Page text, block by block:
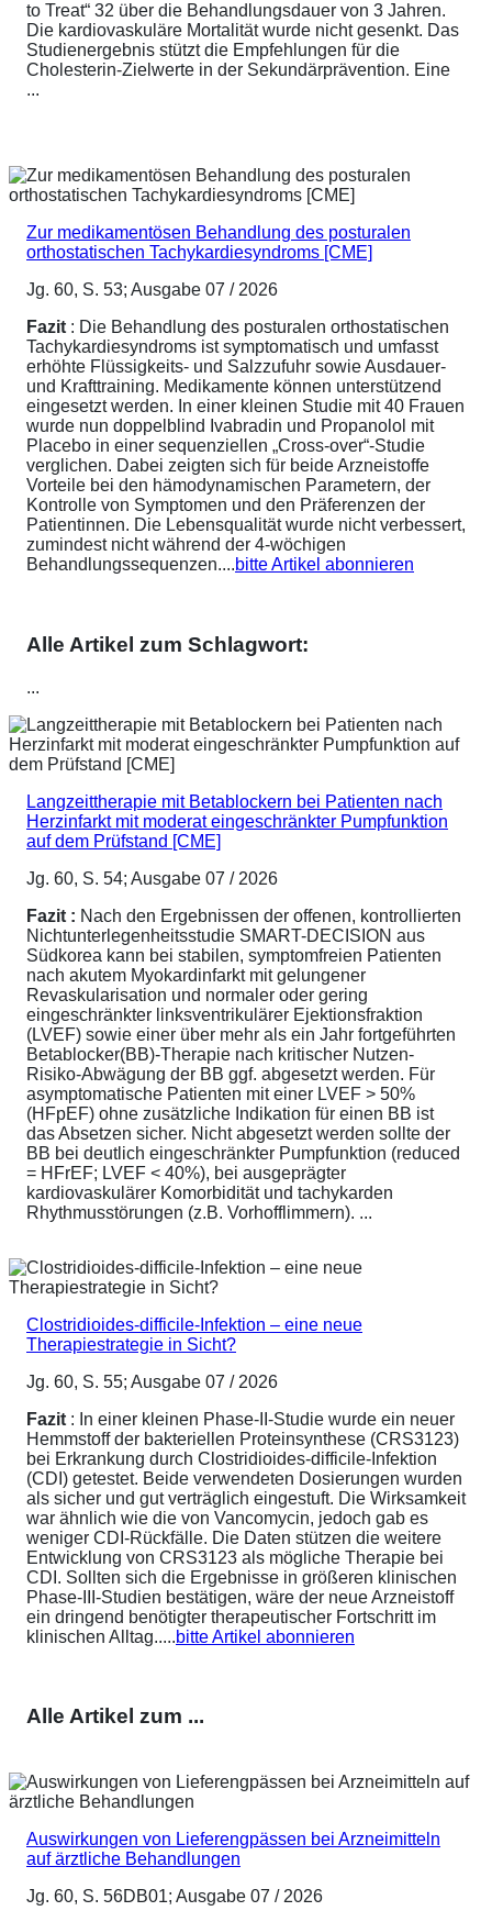
to Treat“ 32 über die Behandlungsdauer von 3 Jahren.
Die kardiovaskuläre Mortalität wurde nicht gesenkt. Das
Studienergebnis stützt die Empfehlungen für die
Cholesterin-Zielwerte in der Sekundärprävention. Eine
...
Zur medikamentösen Behandlung des posturalen
orthostatischen Tachykardiesyndroms [CME]
Jg. 60, S. 53; Ausgabe 07 / 2026
Fazit : Die Behandlung des posturalen orthostatischen
Tachykardiesyndroms ist symptomatisch und umfasst
erhöhte Flüssigkeits- und Salzzufuhr sowie Ausdauer-
und Krafttraining. Medikamente können unterstützend
eingesetzt werden. In einer kleinen Studie mit 40 Frauen
wurde nun doppelblind Ivabradin und Propanolol mit
Placebo in einer sequenziellen „Cross-over“-Studie
verglichen. Dabei zeigten sich für beide Arzneistoffe
Vorteile bei den hämodynamischen Parametern, der
Kontrolle von Symptomen und den Präferenzen der
Patientinnen. Die Lebensqualität wurde nicht verbessert,
zumindest nicht während der 4-wöchigen
Behandlungssequenzen....bitte Artikel abonnieren
Alle Artikel zum Schlagwort:
...
Langzeittherapie mit Betablockern bei Patienten nach
Herzinfarkt mit moderat eingeschränkter Pumpfunktion
auf dem Prüfstand [CME]
Jg. 60, S. 54; Ausgabe 07 / 2026
Fazit : Nach den Ergebnissen der offenen, kontrollierten
Nichtunterlegenheitsstudie SMART-DECISION aus
Südkorea kann bei stabilen, symptomfreien Patienten
nach akutem Myokardinfarkt mit gelungener
Revaskularisation und normaler oder gering
eingeschränkter linksventrikulärer Ejektionsfraktion
(LVEF) sowie einer über mehr als ein Jahr fortgeführten
Betablocker(BB)-Therapie nach kritischer Nutzen-
Risiko-Abwägung der BB ggf. abgesetzt werden. Für
asymptomatische Patienten mit einer LVEF > 50%
(HFpEF) ohne zusätzliche Indikation für einen BB ist
das Absetzen sicher. Nicht abgesetzt werden sollte der
BB bei deutlich eingeschränkter Pumpfunktion (reduced
= HFrEF; LVEF < 40%), bei ausgeprägter
kardiovaskulärer Komorbidität und tachykarden
Rhythmusstörungen (z.B. Vorhofflimmern). ...
Clostridioides-difficile-Infektion – eine neue
Therapiestrategie in Sicht?
Jg. 60, S. 55; Ausgabe 07 / 2026
Fazit : In einer kleinen Phase-II-Studie wurde ein neuer
Hemmstoff der bakteriellen Proteinsynthese (CRS3123)
bei Erkrankung durch Clostridioides-difficile-Infektion
(CDI) getestet. Beide verwendeten Dosierungen wurden
als sicher und gut verträglich eingestuft. Die Wirksamkeit
war ähnlich wie die von Vancomycin, jedoch gab es
weniger CDI-Rückfälle. Die Daten stützen die weitere
Entwicklung von CRS3123 als mögliche Therapie bei
CDI. Sollten sich die Ergebnisse in größeren klinischen
Phase-III-Studien bestätigen, wäre der neue Arzneistoff
ein dringend benötigter therapeutischer Fortschritt im
klinischen Alltag.....bitte Artikel abonnieren
Alle Artikel zum ...
Auswirkungen von Lieferengpässen bei Arzneimitteln
auf ärztliche Behandlungen
Jg. 60, S. 56DB01; Ausgabe 07 / 2026